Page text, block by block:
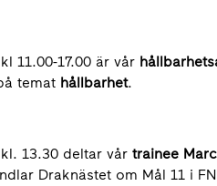
11.00-17.00 är vår
temat hållbarhet.
13.30 deltar vår trainee
Draknästet om Mål 11 i